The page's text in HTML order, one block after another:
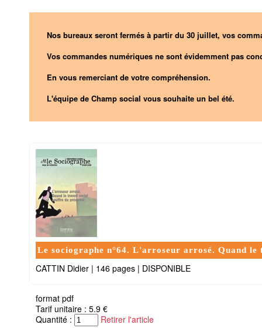
Nos bureaux seront fermés à partir du 30 juillet, vos
Vos commandes numériques ne sont évidemment pas
En vous remerciant de votre compréhension.
L'équipe de Champ social vous souhaite un bel été.
Le sociographe n°64. L'arroseur arrosé. Quand
CATTIN Didier | 146 pages | DISPONIBLE
format pdf
Tarif unitaire : 5.9 €
Quantité :
Retirer l'article